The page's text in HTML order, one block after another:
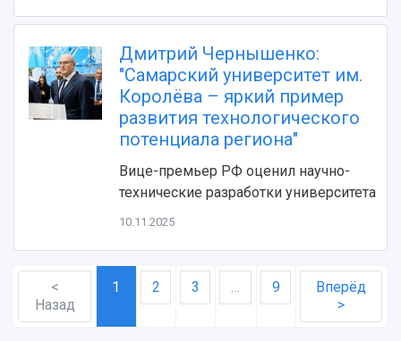
Дмитрий Чернышенко:
"Самарский университет им.
Королёва – яркий пример
развития технологического
потенциала региона"
Вице-премьер РФ оценил научно-
технические разработки университета
10.11.2025
<
Назад
1 2 3 … 9
Вперёд
>